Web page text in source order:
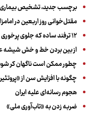
برچسب جدید، تشخیص
مقتل‌خوانی روز اربعین در
۱۲ ترفند ساده که جلوی پرخوری عصبی و اضافه ‌وزن را می‌گیرد
از بین بردن خط و خش شیشه
چطور ممکن است ناگهان کر
چگونه با افزایش سن از
هجوم رسانه‌ای علیه ایران
ضربه زدن به «تاب‌آوری ملی»